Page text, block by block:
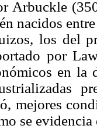
Arbuckle
nacidos
los del
por
en la
mejores
se evidencia